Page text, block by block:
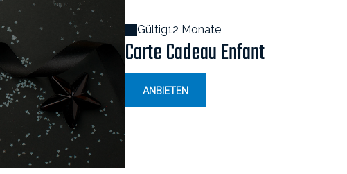
Gültig12 Monate
Carte Cadeau Enfant
ANBIETEN